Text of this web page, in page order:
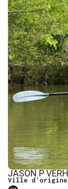
JASON P
Ville